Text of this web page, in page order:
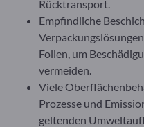
Rücktransport.
Empfindliche
Folien, um
vermeiden.
Viele
Prozesse und
geltenden